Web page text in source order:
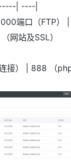
| ----|
端口（FTP） |
网站及SSL）
接） | 888 （